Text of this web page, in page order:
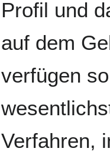
Profil und
auf dem
verfügen
Verfahren,